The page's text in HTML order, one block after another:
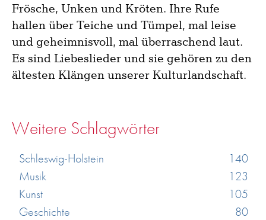
Frösche, Unken und Kröten. Ihre Rufe
hallen über Teiche und Tümpel, mal leise
und geheimnisvoll, mal überraschend laut.
Es sind Liebeslieder und sie gehören zu den
ältesten Klängen unserer Kulturlandschaft.
Weitere Schlagwörter
Schleswig-Holstein
140
Musik
123
Kunst
105
Geschichte
80